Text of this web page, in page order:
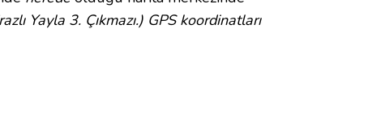
Yayla 3. Çıkmazı.) GPS koordinatları